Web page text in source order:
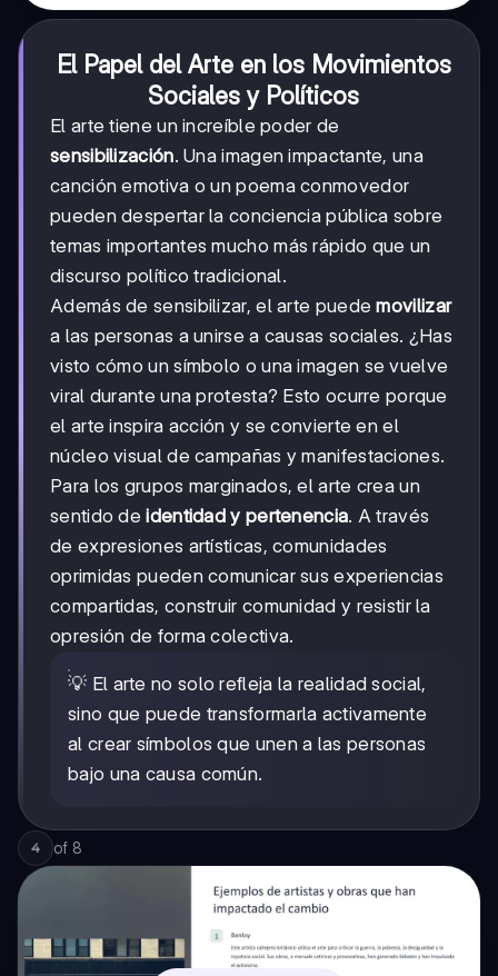
El Papel del Arte en los Movimientos
Sociales y Políticos
El arte tiene un increíble poder de
sensibilización. Una imagen impactante, una
canción emotiva o un poema conmovedor
pueden despertar la conciencia pública sobre
temas importantes mucho más rápido que un
discurso político tradicional.
Además de sensibilizar, el arte puedemovilizar
a las personas a unirse a causas sociales. ¿Has
visto cómo un símbolo o una imagen se vuelve
viral durante una protesta? Esto ocurre porque
el arte inspira acción y se convierte en el
núcleo visual de campañas y manifestaciones.
Para los grupos marginados, el arte crea un
sentido deidentidad y pertenencia. A través
de expresiones artísticas, comunidades
oprimidas pueden comunicar sus experiencias
compartidas, construir comunidad y resistir la
opresión de forma colectiva.
💡 El arte no solo refleja la realidad social,
sino que puede transformarla activamente
al crear símbolos que unen a las personas
bajo una causa común.
4 of 8